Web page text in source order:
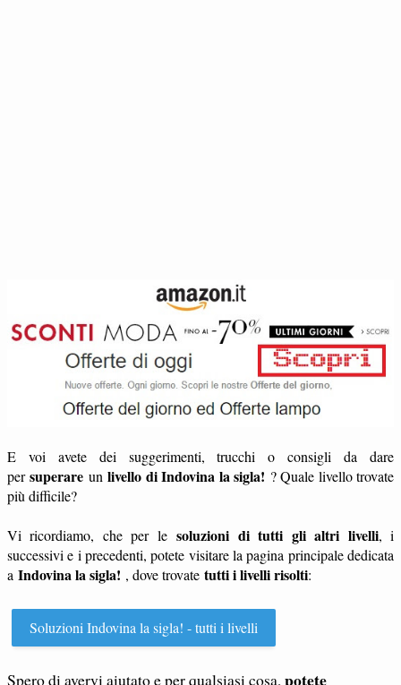
E voi avete dei suggerimenti, trucchi o consigli da dare
persuperare unlivello di Indovina la sigla! ? Quale livello trovate
più difficile?
Vi ricordiamo, che per lesoluzioni di tutti gli altri livelli, i
successivi e i precedenti, potete visitare la pagina principale dedicata
a Indovina la sigla! , dove trovate tutti i livelli risolti:
Soluzioni Indovina la sigla! - tutti i livelli
Spero di avervi aiutato e per qualsiasi cosa, potete